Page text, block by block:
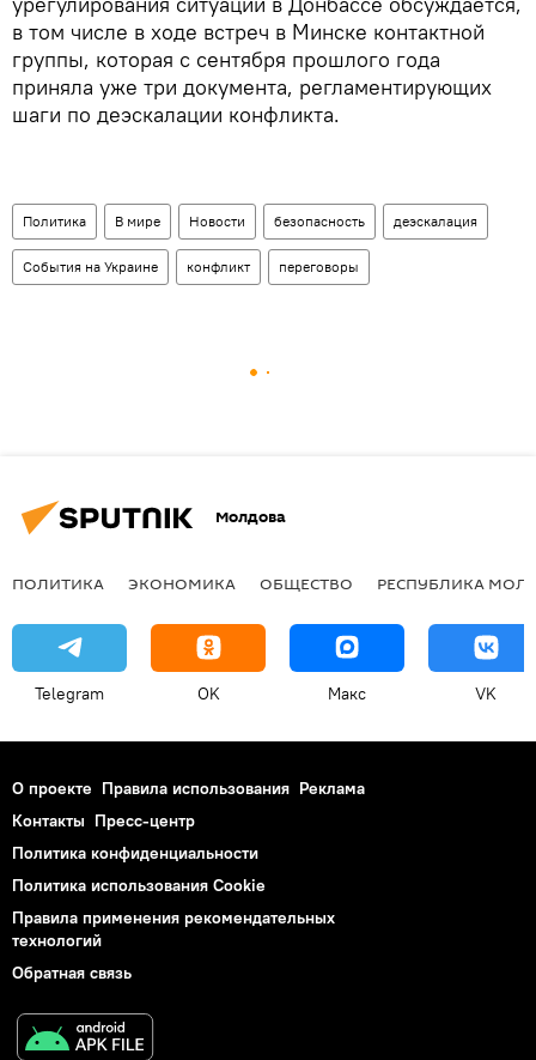
в том числе в ходе встреч в Минске контактной
группы, которая с сентября прошлого года
приняла уже три документа, регламентирующих
шаги по деэскалации конфликта.
Политика В мире Новости безопасность деэскалация
События на Украине конфликт переговоры
Молдова
ПОЛИТИКА ЭКОНОМИКА ОБЩЕСТВО РЕСПУБЛИКА
Telegram OK Макс VK
О проекте Правила использования Реклама
Контакты Пресс-центр
Политика конфиденциальности
Политика использования Cookie
Правила применения рекомендательных
технологий
Обратная связь